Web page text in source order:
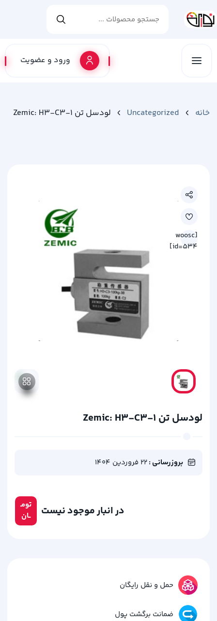
ورود و عضویت
خانه Uncategorized لودسل تن Zemic: H3-C3-1
[woosc
id=534]
لودسل تن Zemic: H3-C3-1
بروزرسانی :22 فروردین 1404
تومـ
ــان
در انبار موجود نیست
حمل و نقل رایگان
ضمانت برگشت پول